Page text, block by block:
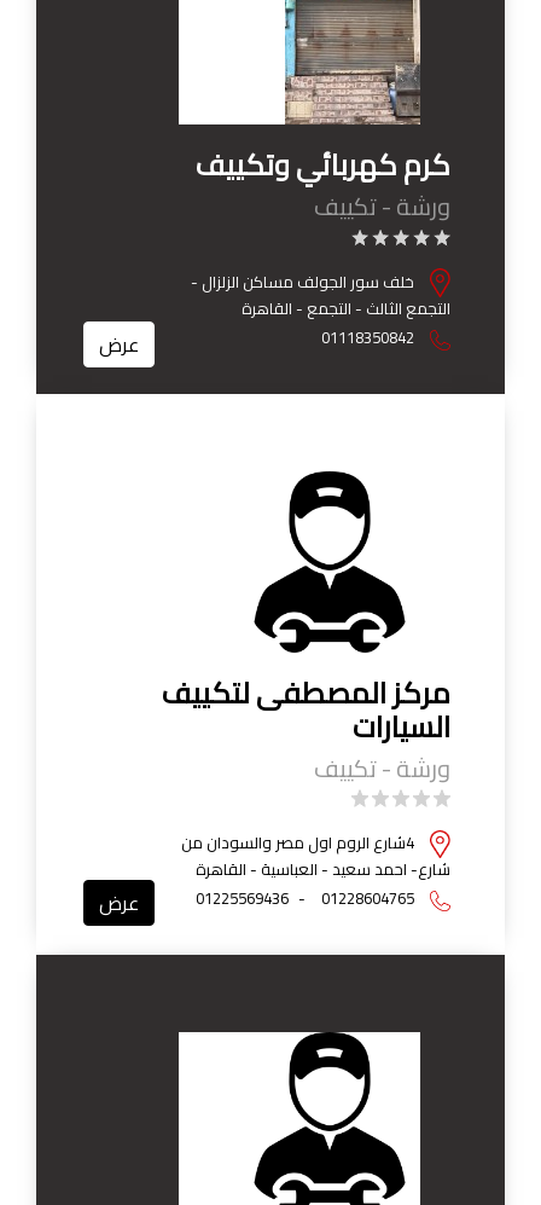
كرم كهربائي وتكييف
ورشة - تكييف
خلف سور الجولف مساكن الزلزال -
التجمع الثالث - التجمع - القاهرة
01118350842
عرض
مركز المصطفى لتكييف
السيارات
ورشة - تكييف
4شارع الروم اول مصر والسودان من
شارع- احمد سعيد - العباسية - القاهرة
01228604765
-
01225569436 عرض